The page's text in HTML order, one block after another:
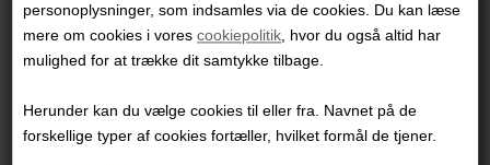
personoplysninger, som indsamles via de cookies. Du kan læse
mere om cookies i vorescookiepolitik, hvor du også altid har
mulighed for at trække dit samtykke tilbage.
Herunder kan du vælge cookies til eller fra. Navnet på de
forskellige typer af cookies fortæller, hvilket formål de tjener.